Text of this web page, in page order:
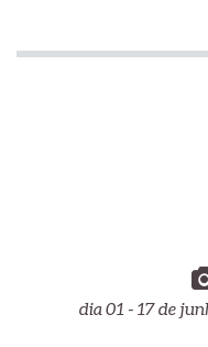
dia 01 - 17 de